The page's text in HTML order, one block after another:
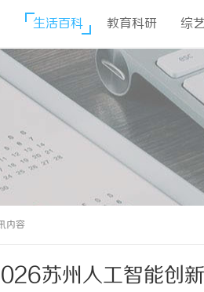
生活百科 教育科研 综
内容
苏州人工智能创